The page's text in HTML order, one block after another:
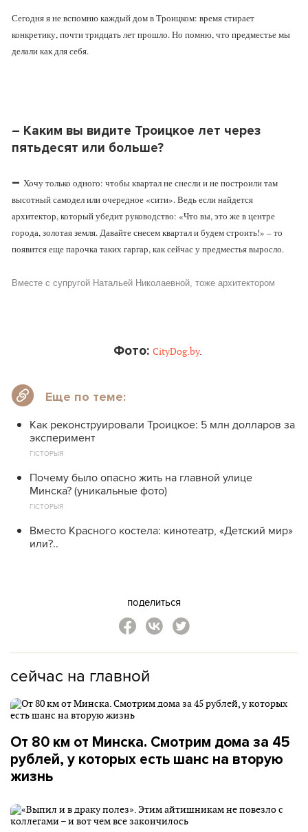
Сегодня я не вспомню каждый дом в Троицком: время стирает
конкретику, почти тридцать лет прошло. Но помню, что предместье мы
делали как для себя.
– Каким вы видите Троицкое лет через
пятьдесят или больше?
– Хочу только одного: чтобы квартал не снесли и не построили там
высотный самодел или очередное «сити». Ведь если найдется
архитектор, который убедит руководство: «Что вы, это же в центре
города, золотая земля. Давайте снесем квартал и будем строить!» – то
появится еще парочка таких гаргар, как сейчас у предместья выросло.
Вместе с супругой Натальей Николаевной, тоже архитектором
Фотo: CityDog.by.
Еще по теме:
Как реконструировали Троицкое: 5 млн долларов за
эксперимент
ГІСТОРЫЯ
Почему было опасно жить на главной улице
Минска? (уникальные фото)
ГІСТОРЫЯ
Вместо Красного костела: кинотеатр, «Детский мир»
или?..
поделиться
сейчас на главной
От 80 км от Минска. Смотрим дома за 45
рублей, у которых есть шанс на вторую
жизнь